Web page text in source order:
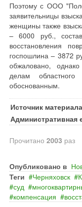
Поэтому с ООО
заявительницы
женщины также
– 6000 руб.,
восстановления
госпошлина – 3872
обжаловано,
делам
обоснованным.
Источник
Административная
Прочитано 2003 раз
Опубликовано в
Теги
Черняховск
суд
компенсация